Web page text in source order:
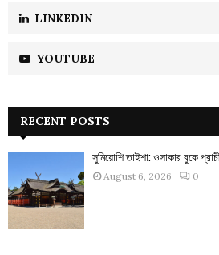
LINKEDIN
YOUTUBE
RECENT POSTS
সুমিয়োশি তাইশা: ওসাকার বুকে
August 6, 2026 0